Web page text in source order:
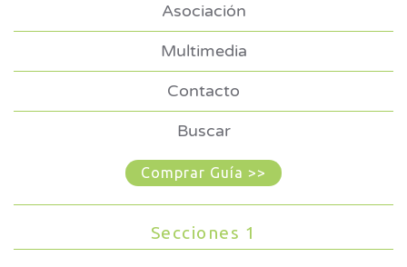
Asociación
Multimedia
Contacto
Buscar
Comprar Guía >>
Secciones 1